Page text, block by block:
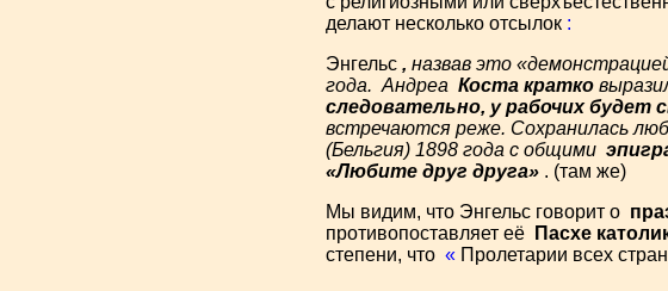
делают несколько отсылок :
Энгельс , назвав это
года. Андреа Коста кратко
следовательно, у рабочих будет
встречаются реже. Сохранилась
(Бельгия) 1898 года с общими
«Любите друг друга» . (там же)
Мы видим, что Энгельс говорит о
противопоставляет её
Пасхе
степени, что « Пролетарии всех